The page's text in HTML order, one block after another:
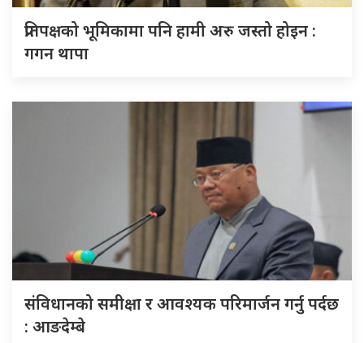
प्रतिपक्षको भूमिकामा पनि हामी अरु जस्तो होइन :
गगन थापा
संविधानको समीक्षा र आवश्यक परिमार्जन गर्नु पर्दछ
: आङदेम्बे